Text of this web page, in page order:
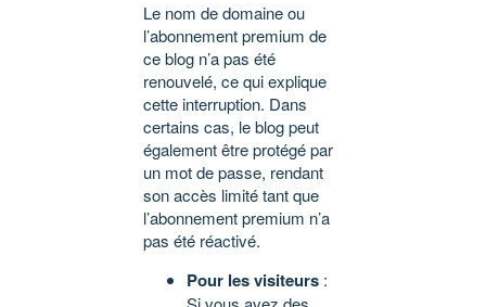
Le nom de domaine ou
l’abonnement premium de
ce blog n’a pas été
renouvelé, ce qui explique
cette interruption. Dans
certains cas, le blog peut
également être protégé par
un mot de passe, rendant
son accès limité tant que
l’abonnement premium n’a
pas été réactivé.
Pour les visiteurs :